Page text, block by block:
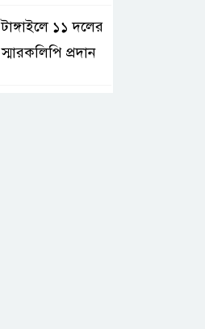
টাঙ্গাইলে ১১ দলের
স্মারকলিপি প্রদান